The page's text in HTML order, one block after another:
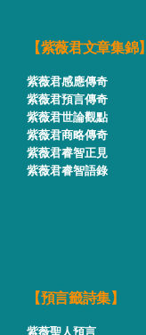
【紫薇君文章集錦】
紫薇君感應傳奇
紫薇君預言傳奇
紫薇君世論觀點
紫薇君商略傳奇
紫薇君睿智正見
紫薇君睿智語錄
【預言籤詩集】
紫薇聖人預言